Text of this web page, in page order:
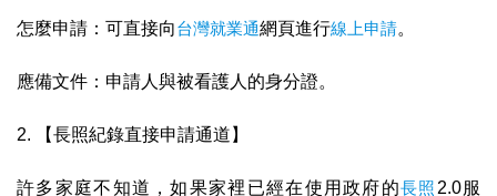
怎麼申請：可直接向台灣就業通網頁進行線上申請。
應備文件：申請人與被看護人的身分證。
2. 【長照紀錄直接申請通道】
許多家庭不知道，如果家裡已經在使用政府的長照 2.0服